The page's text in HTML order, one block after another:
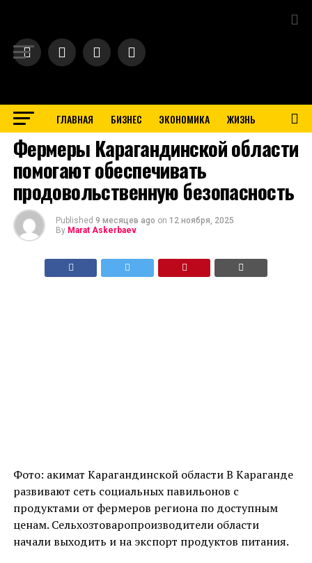
ГЛАВНАЯ БИЗНЕС ЭКОНОМИКА ЖИЗНЬ
BUSINESS
Фермеры Карагандинской области
помогают обеспечивать
продовольственную безопасность
Published 9 месяцев ago on 12 ноября, 2025
By Marat Askerbaev
Фото: акимат Карагандинской области В Караганде
развивают сеть социальных павильонов с
продуктами от фермеров региона по доступным
ценам. Сельхозтоваропроизводители области
начали выходить и на экспорт продуктов питания.